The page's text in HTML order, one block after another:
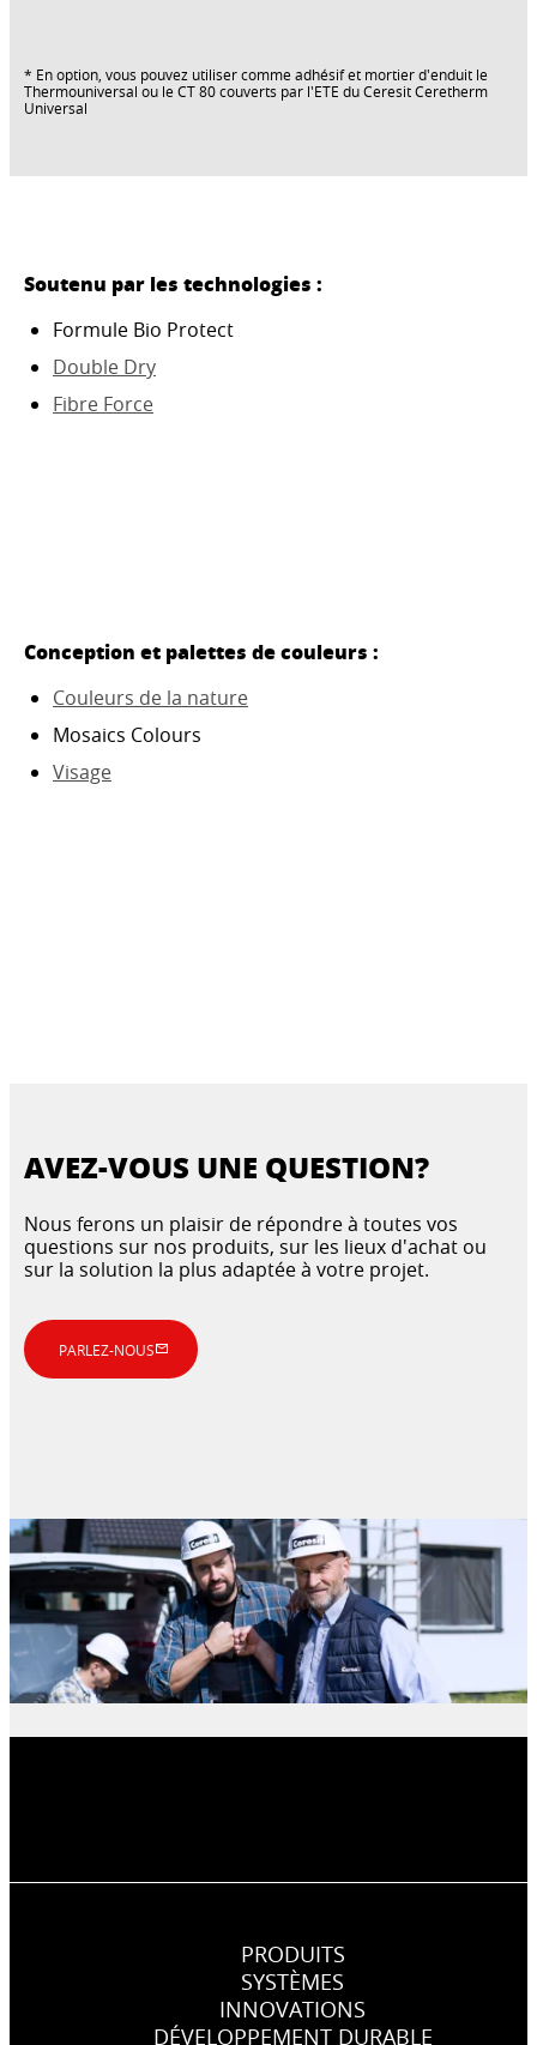
* En option, vous pouvez utiliser comme adhésif et mortier d'enduit le
Thermouniversal ou le CT 80 couverts par l'ETE du Ceresit Ceretherm
Universal
Soutenu par les technologies :
Formule Bio Protect
Double Dry
Fibre Force
Conception et palettes de couleurs :
Couleurs de la nature
Mosaics Colours
Visage
AVEZ-VOUS UNE QUESTION?
Nous ferons un plaisir de répondre à toutes vos
questions sur nos produits, sur les lieux d'achat ou
sur la solution la plus adaptée à votre projet.
PARLEZ-NOUS
PRODUITS
SYSTÈMES
INNOVATIONS
DÉVELOPPEMENT DURABLE